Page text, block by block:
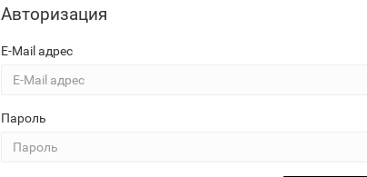
Авторизация
E-Mail адрес
Пароль